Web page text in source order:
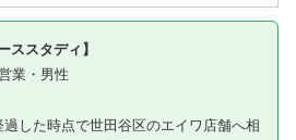
ススタディ】
業・男性
過した時点で世田谷区のエイワ店舗へ相